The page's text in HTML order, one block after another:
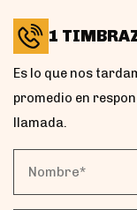
1
Es lo que nos
promedio en
llamada.